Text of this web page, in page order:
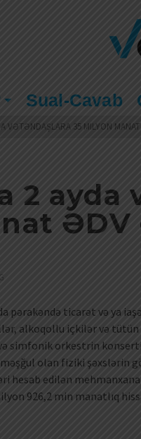
Sual-Cavab
VƏTƏNDAŞLARA 35 MILYON
2 ayda
ƏDV
pərakəndə ticarət və ya
alkoqollu içkilər və
simfonik orkestrin
olan fiziki şəxslərin
hesab edilən
926,2 min manatlıq